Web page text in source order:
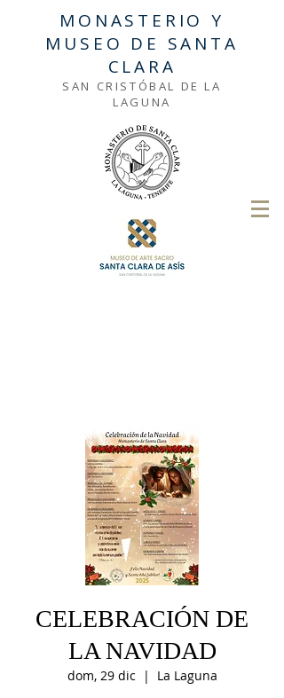
MONASTERIO Y
MUSEO DE SANTA
CLARA
SAN CRISTÓBAL DE LA
LAGUNA
CELEBRACIÓN DE
LA NAVIDAD
dom, 29 dic
  |
La Laguna